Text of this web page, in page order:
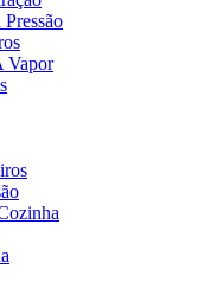
Vapor